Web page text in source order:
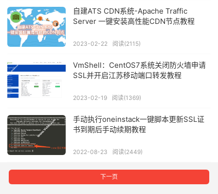
自建ATS CDN系统-Apache Traffic
Server 一键安装高性能CDN节点教程
2023-02-22 阅读(2115)
VmShell：CentOS7系统关闭防火墙申请
SSL并开启江苏移动端口转发教程
2023-02-19 阅读(1369)
手动执行oneinstack一键脚本更新SSL证
书到期后手动续期教程
2022-08-23 阅读(2449)
下一页